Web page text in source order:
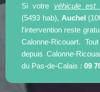
Si votre véhicule est
(5493 hab), Auchel
l'intervention reste
Calonne-Ricouart.
depuis Calonne-
du Pas-de-Calais :09